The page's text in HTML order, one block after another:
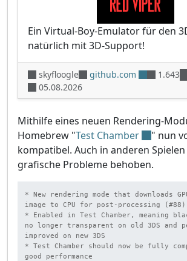
Ein Virtual-Boy-Emulator für den
natürlich mit 3D-Support!
skyfloogle github.com 1.643
05.08.2026
Mithilfe eines neuen Rendering-
Homebrew "Test Chamber
" nun
kompatibel. Auch in anderen
grafische Probleme behoben.
* New rendering mode that downloads
image to CPU for post-processing (#88)
* Enabled in Test Chamber, meaning
no longer transparent on old 3DS and
improved on new 3DS
* Test Chamber should now be fully
good performance